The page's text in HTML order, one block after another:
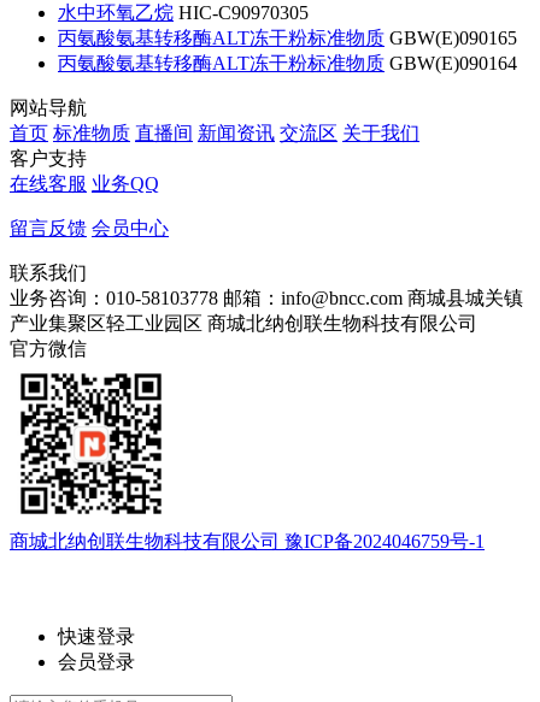
水中环氧乙烷 HIC-C90970305
丙氨酸氨基转移酶ALT冻干粉标准物质 GBW(E)090165
丙氨酸氨基转移酶ALT冻干粉标准物质 GBW(E)090164
网站导航
首页 标准物质 直播间 新闻资讯 交流区 关于我们
客户支持
在线客服 业务QQ
留言反馈 会员中心
联系我们
业务咨询：010-58103778 邮箱：info@bncc.com 商城县城关镇
产业集聚区轻工业园区 商城北纳创联生物科技有限公司
官方微信
商城北纳创联生物科技有限公司 豫ICP备2024046759号-1
快速登录
会员登录